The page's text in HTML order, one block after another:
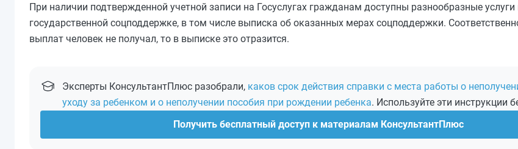
При наличии подтвержденной учетной записи на Госуслугах гражданам доступны разнообразные услуги
государственной соцподдержке, в том числе выписка об оказанных мерах соцподдержки.
выплат человек не получал, то в выписке это отразится.
Эксперты КонсультантПлюс разобрали, каков срок действия справки с места работы о
уходу за ребенком и о неполучении пособия при рождении ребенка. Используйте эти инструкции
Получить бесплатный доступ к материалам КонсультантПлюс